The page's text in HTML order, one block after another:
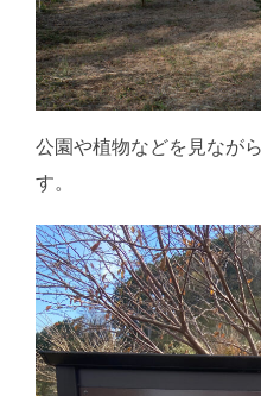
公園や植物などを見なが
す。